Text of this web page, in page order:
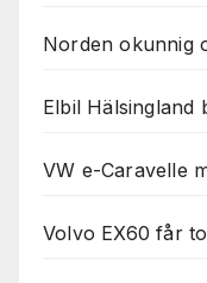
Norden okunnig
Elbil Hälsingland
VW e-Caravelle
Volvo EX60 får